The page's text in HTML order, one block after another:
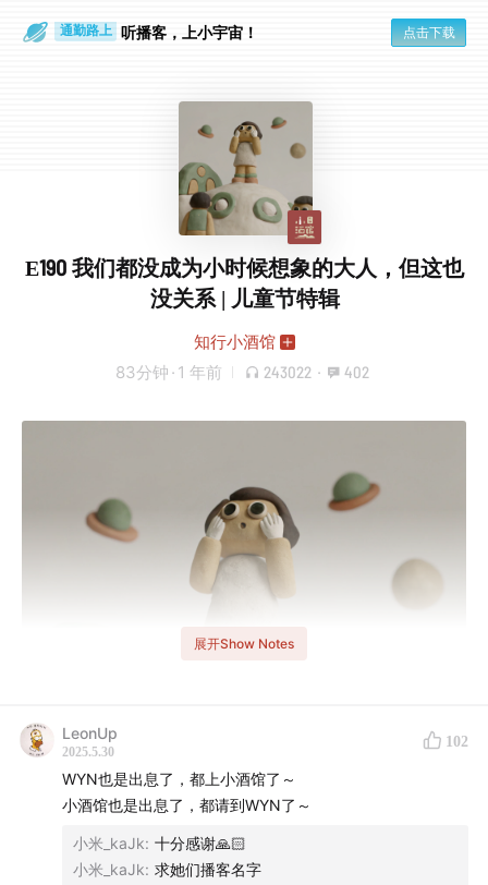
通勤路上 听播客，上小宇宙！ 点击下载
E190 我们都没成为小时候想象的大人，但这也
没关系 | 儿童节特辑
知行小酒馆
83分钟 · 1 年前 243022 · 402
展开Show Notes
LeonUp
2025.5.30
102
WYN也是出息了，都上小酒馆了～
小酒馆也是出息了，都请到WYN了～
小米_kaJk: 十分感谢🙏🏻
小米_kaJk: 求她们播客名字